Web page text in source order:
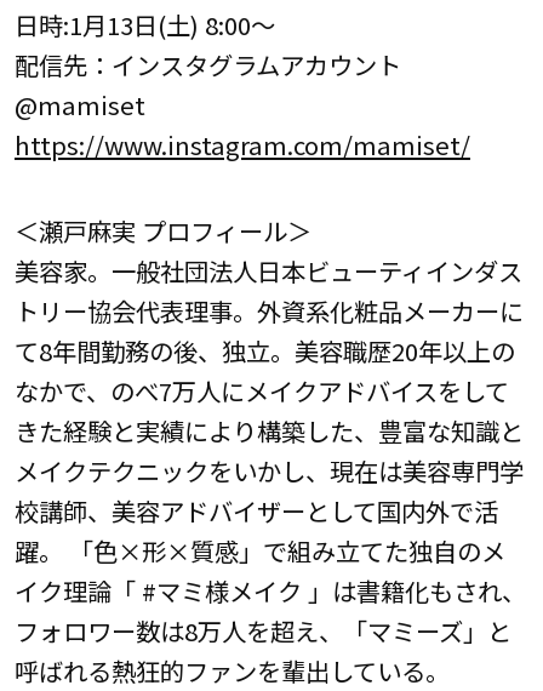
日時:1月13日(土) 8:00～
配信先：インスタグラムアカウント
@mamiset
https://www.instagram.com/mamiset/
＜瀬戸麻実 プロフィール＞
美容家。一般社団法人日本ビューティインダス
トリー協会代表理事。外資系化粧品メーカーに
て8年間勤務の後、独立。美容職歴20年以上の
なかで、のべ7万人にメイクアドバイスをして
きた経験と実績により構築した、豊富な知識と
メイクテクニックをいかし、現在は美容専門学
校講師、美容アドバイザーとして国内外で活
躍。 「色×形×質感」で組み立てた独自のメ
イク理論「 #マミ様メイク 」は書籍化もされ、
フォロワー数は8万人を超え、「マミーズ」と
呼ばれる熱狂的ファンを輩出している。